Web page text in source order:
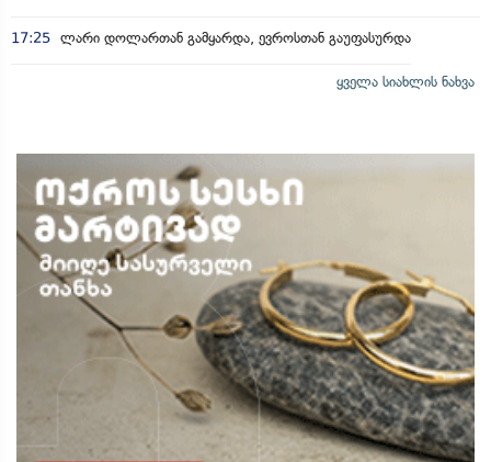
17:25 ლარი დოლართან გამყარდა, ევროსთან გაუფასურდა
ყველა სიახლის ნახვა